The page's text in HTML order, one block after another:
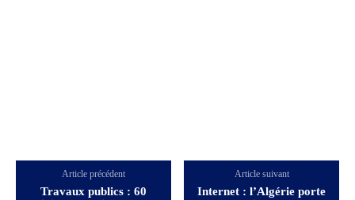
Article précédent
Travaux publics : 60
Article suivant
Internet : l’Algérie porte